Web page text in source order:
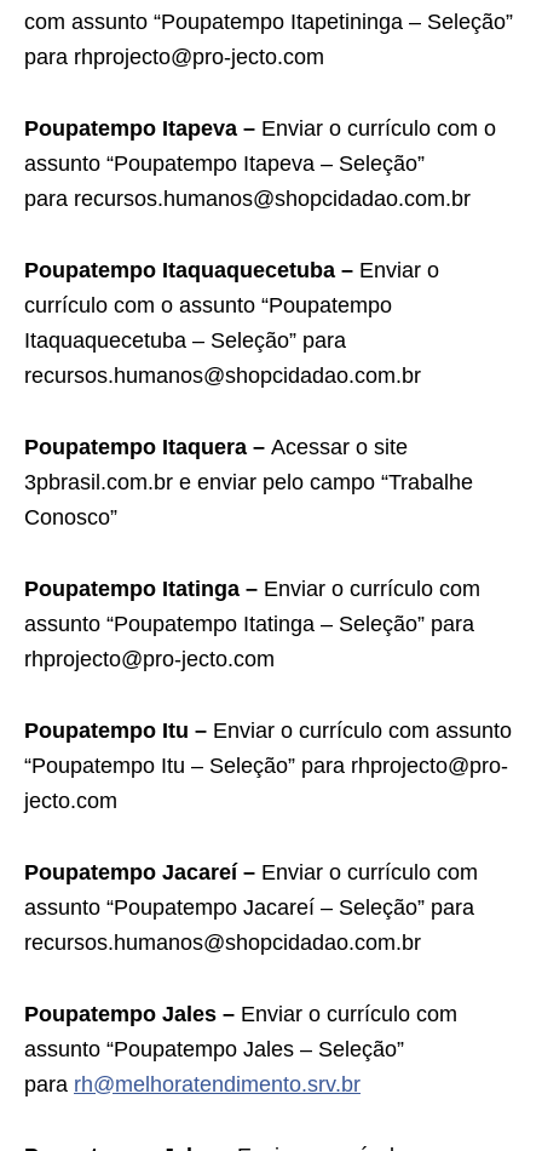
com assunto “Poupatempo Itapetininga – Seleção”
para rhprojecto@pro-jecto.com
Poupatempo Itapeva – Enviar o currículo com o
assunto “Poupatempo Itapeva – Seleção”
para recursos.humanos@shopcidadao.com.br
Poupatempo Itaquaquecetuba – Enviar o
currículo com o assunto “Poupatempo
Itaquaquecetuba – Seleção” para
recursos.humanos@shopcidadao.com.br
Poupatempo Itaquera – Acessar o site
3pbrasil.com.br e enviar pelo campo “Trabalhe
Conosco”
Poupatempo Itatinga – Enviar o currículo com
assunto “Poupatempo Itatinga – Seleção” para
rhprojecto@pro-jecto.com
Poupatempo Itu – Enviar o currículo com assunto
“Poupatempo Itu – Seleção” para rhprojecto@pro-
jecto.com
Poupatempo Jacareí – Enviar o currículo com
assunto “Poupatempo Jacareí – Seleção” para
recursos.humanos@shopcidadao.com.br
Poupatempo Jales – Enviar o currículo com
assunto “Poupatempo Jales – Seleção”
para rh@melhoratendimento.srv.br